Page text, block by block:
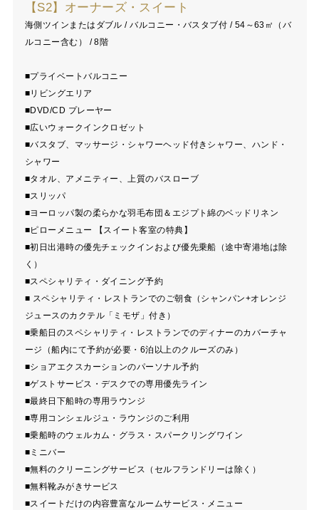
【S2】オーナーズ・スイート
海側ツインまたはダブル / バルコニー・バスタブ付 / 54～63㎡（バ
ルコニー含む） / 8階
■プライベートバルコニー
■リビングエリア
■DVD/CD プレーヤー
■広いウォークインクロゼット
■バスタブ、マッサージ・シャワーヘッド付きシャワー、ハンド・
シャワー
■タオル、アメニティー、上質のバスローブ
■スリッパ
■ヨーロッパ製の柔らかな羽毛布団＆エジプト綿のベッドリネン
■ピローメニュー 【スイート客室の特典】
■初日出港時の優先チェックインおよび優先乗船（途中寄港地は除
く）
■スペシャリティ・ダイニング予約
■ スペシャリティ・レストランでのご朝食（シャンパン+オレンジ
ジュースのカクテル「ミモザ」付き）
■乗船日のスペシャリティ・レストランでのディナーのカバーチャ
ージ（船内にて予約が必要・6泊以上のクルーズのみ）
■ショアエクスカーションのパーソナル予約
■ゲストサービス・デスクでの専用優先ライン
■最終日下船時の専用ラウンジ
■専用コンシェルジュ・ラウンジのご利用
■乗船時のウェルカム・グラス・スパークリングワイン
■ミニバー
■無料のクリーニングサービス（セルフランドリーは除く）
■無料靴みがきサービス
■スイートだけの内容豊富なルームサービス・メニュー